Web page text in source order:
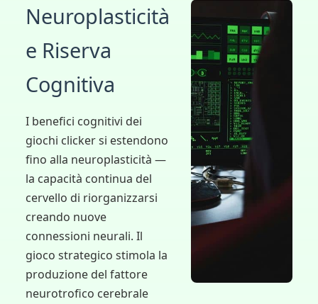
Neuroplasticità
e Riserva
Cognitiva
I benefici cognitivi dei
giochi clicker si estendono
fino alla neuroplasticità —
la capacità continua del
cervello di riorganizzarsi
creando nuove
connessioni neurali. Il
gioco strategico stimola la
produzione del fattore
neurotrofico cerebrale